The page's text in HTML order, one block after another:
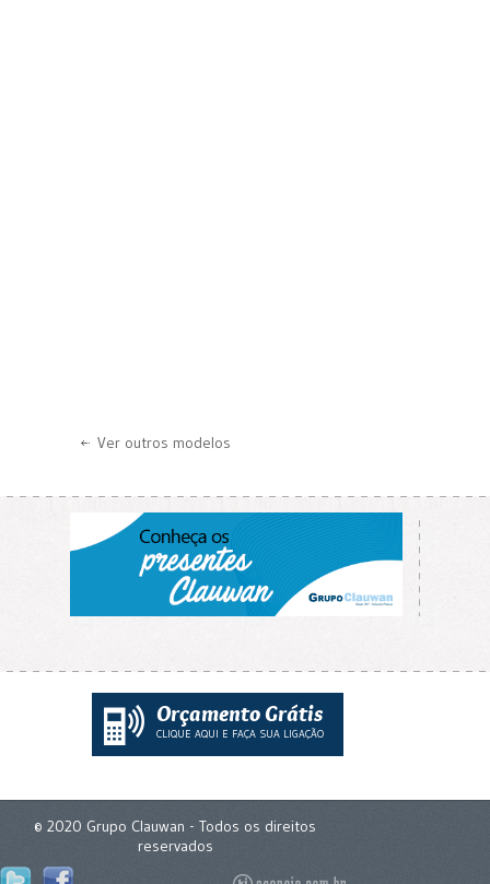
Ver outros modelos
Orçamento Grátis
CLIQUE AQUI E FAÇA SUA LIGAÇÃO
© 2020 Grupo Clauwan - Todos os direitos
reservados